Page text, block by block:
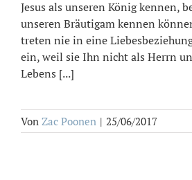
Jesus als unseren König kennen,
unseren Bräutigam kennen
treten nie in eine
ein, weil sie Ihn nicht als Herrn
Lebens [...]
Von Zac Poonen | 25/06/2017